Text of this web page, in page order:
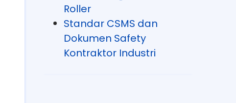
Roller
Standar CSMS dan
Dokumen Safety
Kontraktor Industri